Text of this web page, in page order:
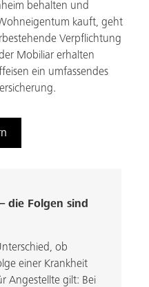
behalten und
kauft, geht
Verpflichtung
Mobiliar erhalten
ein umfassendes
die Folgen sind
ob
einer Krankheit
Angestellte gilt: Bei